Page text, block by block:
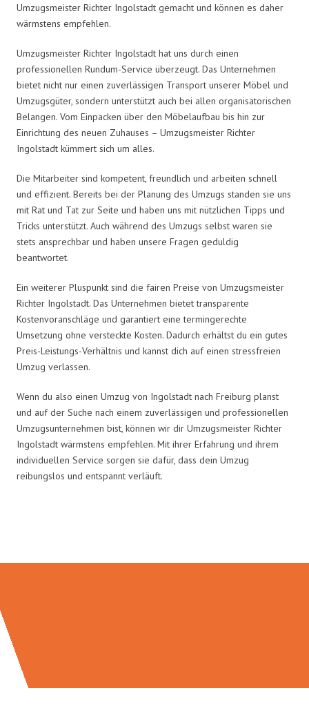
Umzugsmeister Richter Ingolstadt gemacht und können es daher
wärmstens empfehlen.
Umzugsmeister Richter Ingolstadt hat uns durch einen
professionellen Rundum-Service überzeugt. Das Unternehmen
bietet nicht nur einen zuverlässigen Transport unserer Möbel und
Umzugsgüter, sondern unterstützt auch bei allen organisatorischen
Belangen. Vom Einpacken über den Möbelaufbau bis hin zur
Einrichtung des neuen Zuhauses – Umzugsmeister Richter
Ingolstadt kümmert sich um alles.
Die Mitarbeiter sind kompetent, freundlich und arbeiten schnell
und effizient. Bereits bei der Planung des Umzugs standen sie uns
mit Rat und Tat zur Seite und haben uns mit nützlichen Tipps und
Tricks unterstützt. Auch während des Umzugs selbst waren sie
stets ansprechbar und haben unsere Fragen geduldig
beantwortet.
Ein weiterer Pluspunkt sind die fairen Preise von Umzugsmeister
Richter Ingolstadt. Das Unternehmen bietet transparente
Kostenvoranschläge und garantiert eine termingerechte
Umsetzung ohne versteckte Kosten. Dadurch erhältst du ein gutes
Preis-Leistungs-Verhältnis und kannst dich auf einen stressfreien
Umzug verlassen.
Wenn du also einen Umzug von Ingolstadt nach Freiburg planst
und auf der Suche nach einem zuverlässigen und professionellen
Umzugsunternehmen bist, können wir dir Umzugsmeister Richter
Ingolstadt wärmstens empfehlen. Mit ihrer Erfahrung und ihrem
individuellen Service sorgen sie dafür, dass dein Umzug
reibungslos und entspannt verläuft.